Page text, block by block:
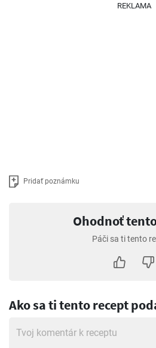
REKLAMA
Pridať poznámku
Ohodnoť
Páči sa ti tento
Ako sa ti tento recept